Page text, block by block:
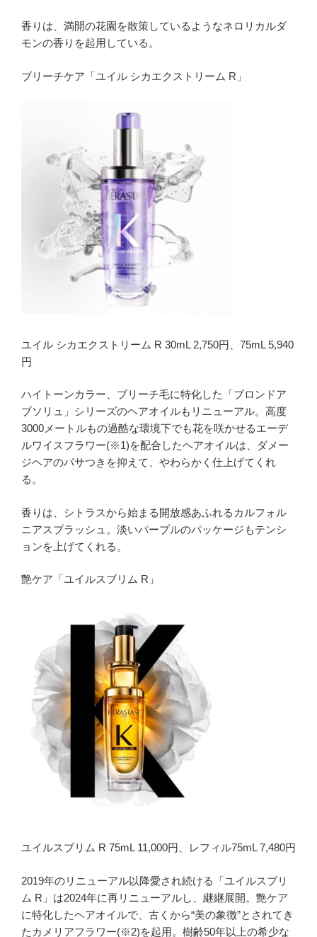
香りは、満開の花園を散策しているようなネロリカルダ
モンの香りを起用している。
ブリーチケア「ユイル シカエクストリーム R」
ユイル シカエクストリーム R 30mL 2,750円、75mL 5,940
円
ハイトーンカラー、ブリーチ毛に特化した「ブロンドア
ブソリュ」シリーズのヘアオイルもリニューアル。高度
3000メートルもの過酷な環境下でも花を咲かせるエーデ
ルワイスフラワー(※1)を配合したヘアオイルは、ダメー
ジヘアのパサつきを抑えて、やわらかく仕上げてくれ
る。
香りは、シトラスから始まる開放感あふれるカルフォル
ニアスプラッシュ。淡いパープルのパッケージもテンシ
ョンを上げてくれる。
艶ケア「ユイルスブリム R」
ユイルスブリム R 75mL 11,000円、レフィル75mL 7,480円
2019年のリニューアル以降愛され続ける「ユイルスブリ
ム R」は2024年に再リニューアルし、継継展開。艶ケア
に特化したヘアオイルで、古くから“美の象徴”とされてき
たカメリアフラワー(※2)を起用。樹齢50年以上の希少な